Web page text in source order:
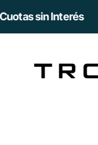
sin Interés
Tropika